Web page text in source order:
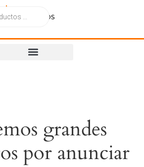
Nosotros
grandes
por anunciar